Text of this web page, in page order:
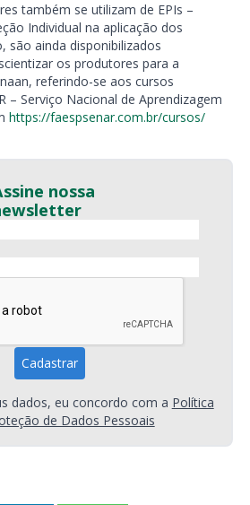
também se utilizam de EPIs –
Individual na aplicação dos
são ainda disponibilizados
os produtores para a
referindo-se aos cursos
– Serviço Nacional de Aprendizagem
https://faespsenar.com.br/cursos/
nossa
dados, eu concordo com a Política
de Dados Pessoais